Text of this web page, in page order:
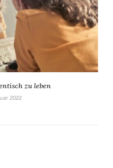
zu leben
2022